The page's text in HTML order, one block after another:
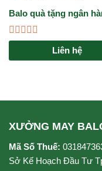
Balo quà tặng ngân
BIDV
Được
hạng
Liên hệ
XƯỞNG MAY
Mã Số Thuế:
Sở Kế Hoạch Đầu Tư